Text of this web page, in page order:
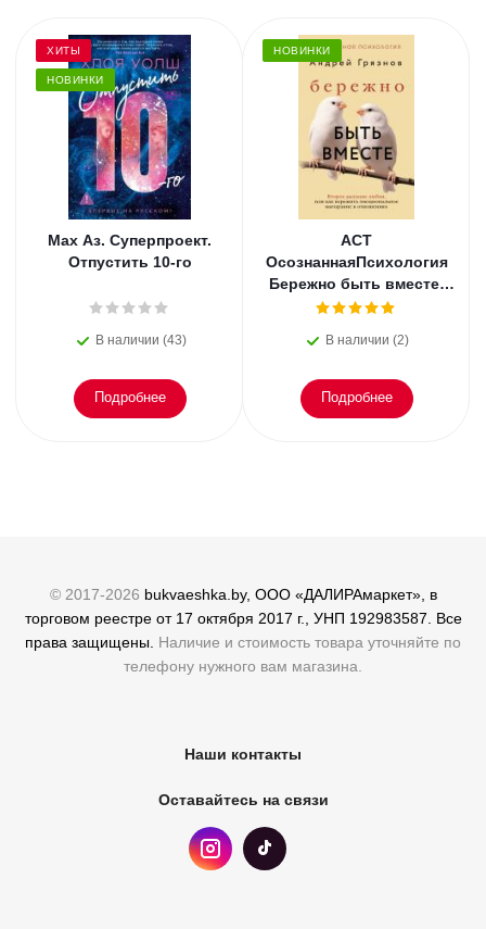
ХИТЫ
НОВИНКИ
Мах Аз. Суперпроект.
Отпустить 10-го
В наличии (43)
Подробнее
НОВИНКИ
АСТ
ОсознаннаяПсихология
Бережно быть вместе.
Второе дыхание любви,
эмоциональное
В наличии (2)
Подробнее
© 2017-2026 bukvaeshka.by, ООО «ДАЛИРАмаркет», в
торговом реестре от 17 октября 2017 г., УНП 192983587. Все
права защищены. Наличие и стоимость товара уточняйте по
телефону нужного вам магазина.
Наши контакты
Оставайтесь на связи